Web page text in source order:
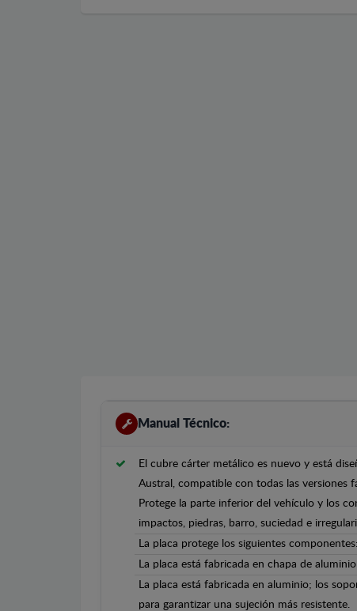
Manual Técnico:
El cubre cárter metálico es nuevo y está
Austral, compatible con todas las versiones
Protege la parte inferior del vehículo y los
impactos, piedras, barro, suciedad e
La placa protege los siguientes
La placa está fabricada en chapa de
La placa está fabricada en aluminio; los
para garantizar una sujeción más resistente.